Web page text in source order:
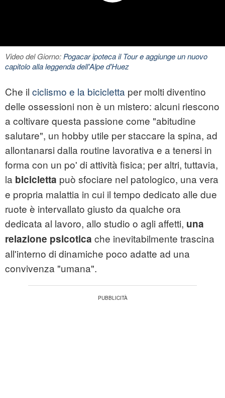
Video del Giorno:Pogacar ipoteca il Tour e aggiunge un nuovo
capitolo alla leggenda dell'Alpe d'Huez
Che il ciclismo e la bicicletta per molti diventino
delle ossessioni non è un mistero: alcuni riescono
a coltivare questa passione come "abitudine
salutare", un hobby utile per staccare la spina, ad
allontanarsi dalla routine lavorativa e a tenersi in
forma con un po' di attività fisica; per altri, tuttavia,
la bicicletta può sfociare nel patologico, una vera
e propria malattia in cui il tempo dedicato alle due
ruote è intervallato giusto da qualche ora
dedicata al lavoro, allo studio o agli affetti, una
relazione psicotica che inevitabilmente trascina
all'interno di dinamiche poco adatte ad una
convivenza "umana".